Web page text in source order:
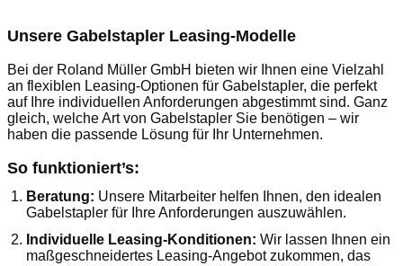
Unsere Gabelstapler Leasing-Modelle
Bei der Roland Müller GmbH bieten wir Ihnen eine Vielzahl
an flexiblen Leasing-Optionen für Gabelstapler, die perfekt
auf Ihre individuellen Anforderungen abgestimmt sind. Ganz
gleich, welche Art von Gabelstapler Sie benötigen – wir
haben die passende Lösung für Ihr Unternehmen.
So funktioniert’s:
1. Beratung: Unsere Mitarbeiter helfen Ihnen, den idealen
Gabelstapler für Ihre Anforderungen auszuwählen.
2. Individuelle Leasing-Konditionen: Wir lassen Ihnen ein
maßgeschneidertes Leasing-Angebot zukommen, das